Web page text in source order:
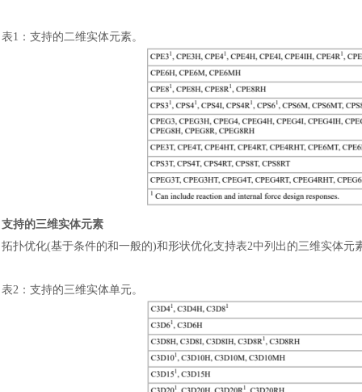
表1 ： 支持的二维实体元素。
支持的三维实体元素
拓扑优化(基于条件的和一般的)和形状优化支持表2中列出的三维实体元
表2 ： 支持的三维实体单元。
交通 风能电源